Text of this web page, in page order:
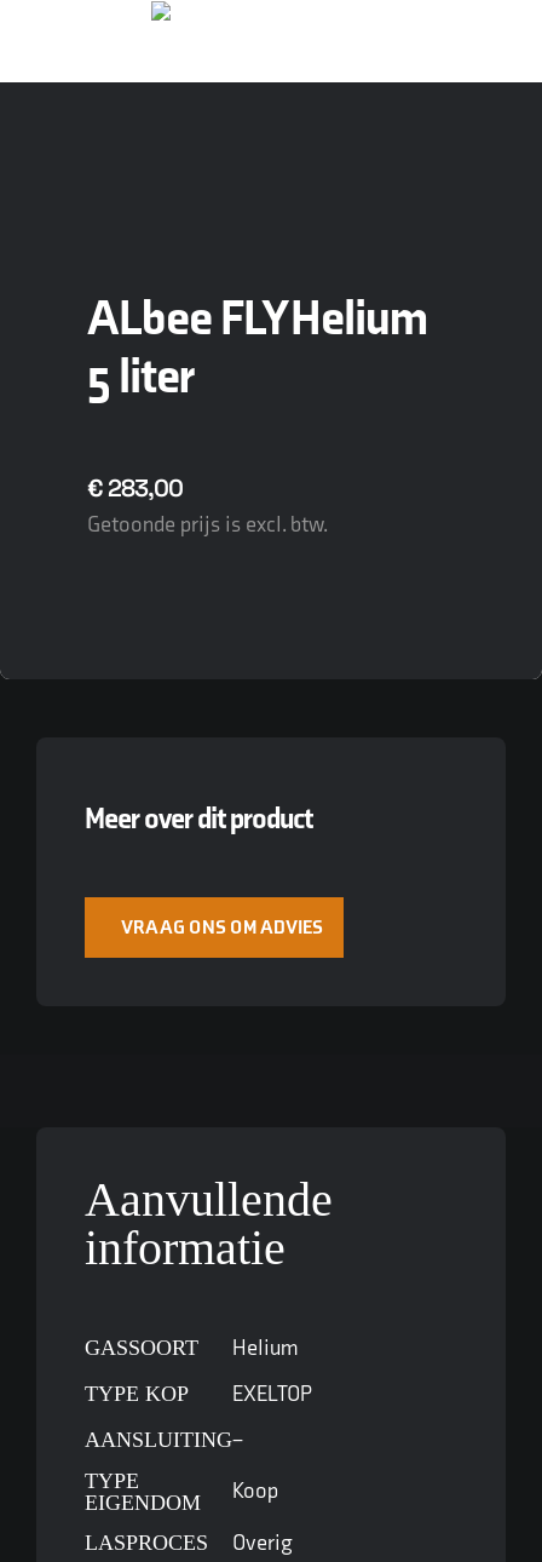
ALbee FLY Helium
5 liter
€283,00
Getoonde prijs is excl. btw.
Meer over dit product
VRAAG ONS OM ADVIES
Aanvullende
informatie
GASSOORT Helium
TYPE KOP EXELTOP
AANSLUITING–
TYPE
EIGENDOM
Koop
LASPROCES Overig